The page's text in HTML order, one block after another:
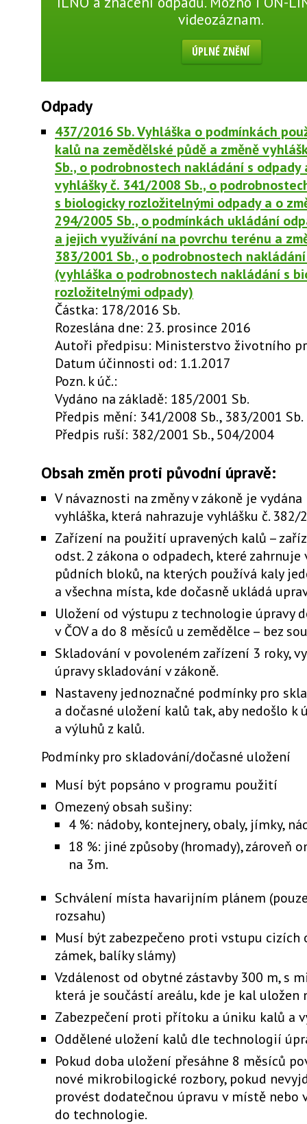
videozáznam.
ÚPLNÉ ZNĚNÍ
Odpady
437/2016 Sb. Vyhláška o podmínkách
kalů na zemědělské půdě a změně
Sb., o podrobnostech nakládání s odpady
vyhlášky č. 341/2008 Sb., o
s biologicky rozložitelnými odpady a o
294/2005 Sb., o podmínkách ukládání
a jejich využívání na povrchu terénu a
383/2001 Sb., o podrobnostech
(vyhláška o podrobnostech nakládání s
rozložitelnými odpady)
Částka: 178/2016 Sb.
Rozeslána dne: 23. prosince 2016
Autoři předpisu: Ministerstvo životního
Datum účinnosti od: 1.1.2017
Pozn. k úč.:
Vydáno na základě: 185/2001 Sb.
Předpis mění: 341/2008 Sb., 383/2001 Sb.
Předpis ruší: 382/2001 Sb., 504/2004
Obsah změn proti původní úpravě:
V návaznosti na změny v zákoně je
vyhláška, která nahrazuje vyhlášku č. 382/
Zařízení na použití upravených kalů –
odst. 2 zákona o odpadech, které zahrnuje
půdních bloků, na kterých používá kaly
a všechna místa, kde dočasně ukládá
Uložení od výstupu z technologie úpravy
v ČOV a do 8 měsíců u zemědělce – bez
Skladování v povoleném zařízení 3 roky,
úpravy skladování v zákoně.
Nastaveny jednoznačné podmínky pro
a dočasné uložení kalů tak, aby nedošlo k
a výluhů z kalů.
Podmínky pro skladování/dočasné uložení
Musí být popsáno v programu použití
Omezený obsah sušiny:
4 %: nádoby, kontejnery, obaly, jímky,
18 %: jiné způsoby (hromady), zároveň
na 3m.
Schválení místa havarijním plánem
rozsahu)
Musí být zabezpečeno proti vstupu cizích
zámek, balíky slámy)
Vzdálenost od obytné zástavby 300 m, s
která je součástí areálu, kde je kal uložen
Zabezpečení proti přítoku a úniku kalů a
Oddělené uložení kalů dle technologií
Pokud doba uložení přesáhne 8 měsíců
nové mikrobilogické rozbory, pokud
provést dodatečnou úpravu v místě nebo
do technologie.